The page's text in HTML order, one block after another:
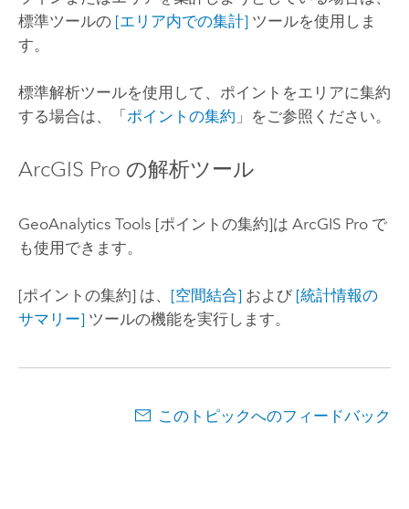
標準ツールの [エリア内での集計]ツールを使用しま
す。
標準解析ツールを使用して、ポイントをエリアに集約
する場合は、「 ポイントの集約 」をご参照ください。
ArcGIS Pro の解析ツール
GeoAnalytics Tools [ポイントの集約]は ArcGIS Proで
も使用できます。
[ポイントの集約] は、 [空間結合]および [統計情報の
サマリー]ツールの機能を実行します。
このトピックへのフィードバック